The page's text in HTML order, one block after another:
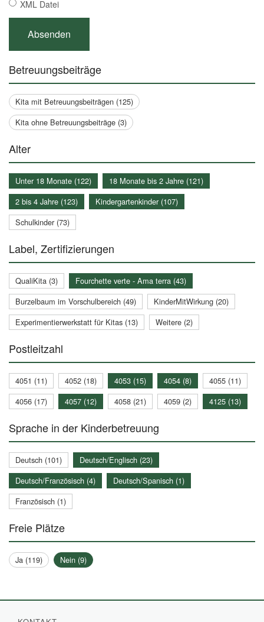
XML Datei
Betreuungsbeiträge
Kita mit Betreuungsbeiträgen (125)
Kita ohne Betreuungsbeiträge (3)
Alter
Unter 18 Monate (122)
18 Monate bis 2 Jahre (121)
2 bis 4 Jahre (123)
Kindergartenkinder (107)
Schulkinder (73)
Label, Zertifizierungen
QualiKita (3)
Fourchette verte - Ama terra (43)
Burzelbaum im Vorschulbereich (49)
KinderMitWirkung (20)
Experimentierwerkstatt für Kitas (13)
Weitere (2)
Postleitzahl
4051 (11) 4052 (18) 4053 (15) 4054 (8)
4055 (11)
4056 (17)
4057 (12) 4058 (21) 4059 (2) 4125 (13)
Sprache in der Kinderbetreuung
Deutsch (101)
Deutsch/Englisch (23)
Deutsch/Französisch (4)
Deutsch/Spanisch (1)
Französisch (1)
Freie Plätze
Ja (119) Nein (9)